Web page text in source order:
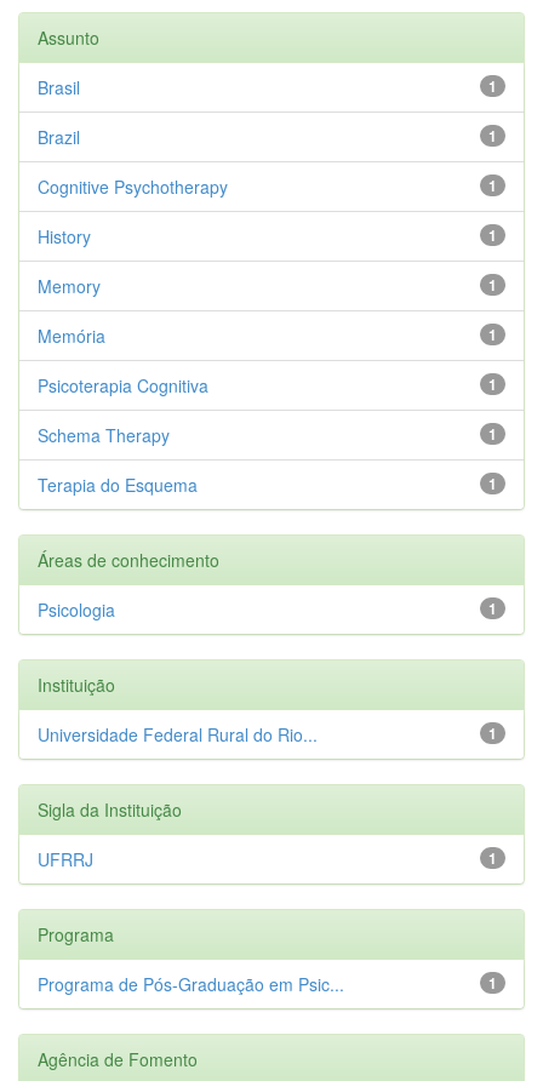
Assunto
1
Brasil
1
Brazil
1
Cognitive Psychotherapy
1
History
1
Memory
1
Memória
1
Psicoterapia Cognitiva
1
Schema Therapy
1
Terapia do Esquema
Áreas de conhecimento
1
Psicologia
Instituição
1
Universidade Federal Rural do Rio...
Sigla da Instituição
1
UFRRJ
Programa
1
Programa de Pós-Graduação em Psic...
Agência de Fomento